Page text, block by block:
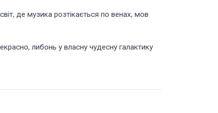
де музика розтікається по венах, мов
либонь у власну чудесну галактику